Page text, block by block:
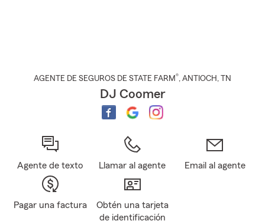
AGENTE DE SEGUROS DE STATE FARM®, ANTIOCH , TN
DJ Coomer
Agente de texto Llamar al agente Email al agente
Pagar una factura
Obtén una tarjeta
de identificación